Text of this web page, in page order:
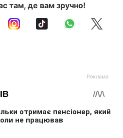
там, де вам зручно!